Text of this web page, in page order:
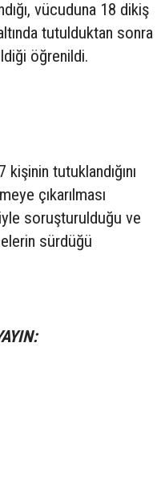
vücuduna 18 dikiş
tutulduktan sonra
öğrenildi.
tutuklandığını
çıkarılması
soruşturulduğu ve
sürdüğü